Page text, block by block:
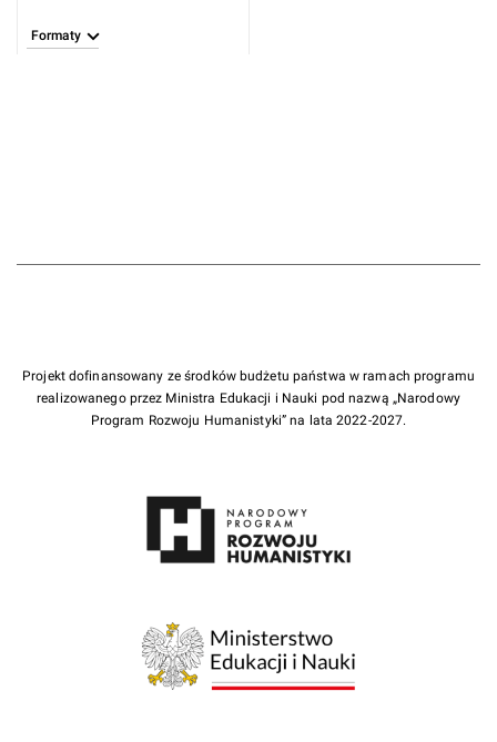
Formaty
Projekt dofinansowany ze środków budżetu państwa w ramach programu
realizowanego przez Ministra Edukacji i Nauki pod nazwą „Narodowy
Program Rozwoju Humanistyki” na lata 2022-2027.